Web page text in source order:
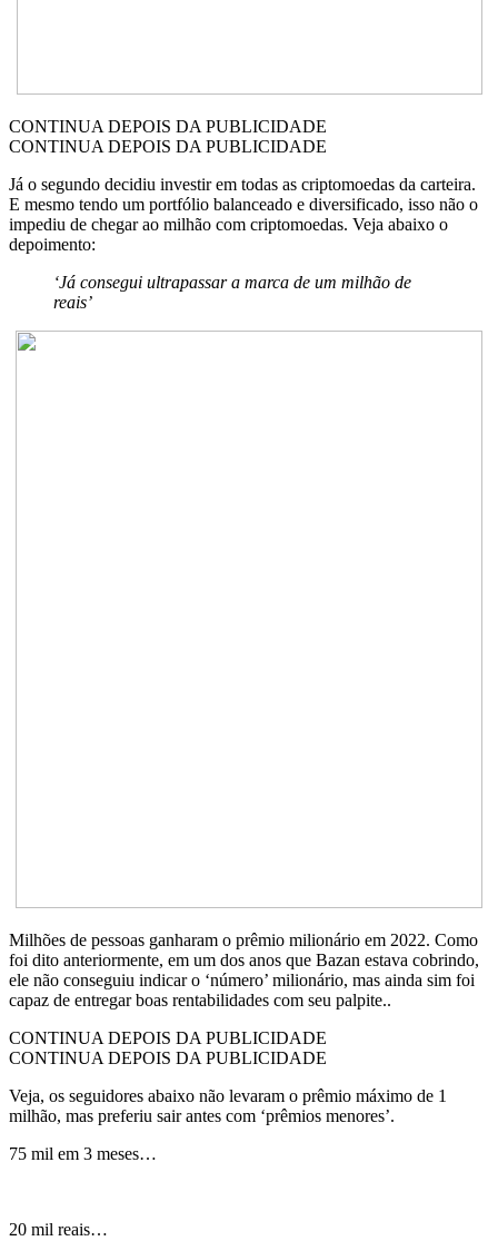
CONTINUA DEPOIS DA PUBLICIDADE
CONTINUA DEPOIS DA PUBLICIDADE
Já o segundo decidiu investir em todas as criptomoedas da carteira.
E mesmo tendo um portfólio balanceado e diversificado, isso não o
impediu de chegar ao milhão com criptomoedas. Veja abaixo o
depoimento:
‘Já consegui ultrapassar a marca de um milhão de
reais’
Milhões de pessoas ganharam o prêmio milionário em 2022. Como
foi dito anteriormente, em um dos anos que Bazan estava cobrindo,
ele não conseguiu indicar o ‘número’ milionário, mas ainda sim foi
capaz de entregar boas rentabilidades com seu palpite..
CONTINUA DEPOIS DA PUBLICIDADE
CONTINUA DEPOIS DA PUBLICIDADE
Veja, os seguidores abaixo não levaram o prêmio máximo de 1
milhão, mas preferiu sair antes com ‘prêmios menores’.
75 mil em 3 meses…
20 mil reais…